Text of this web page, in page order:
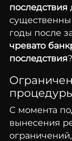
последствия
годы после
чревато
последствия?
С момента
вынесения